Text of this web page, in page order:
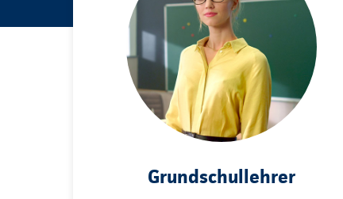
Grundschullehrer